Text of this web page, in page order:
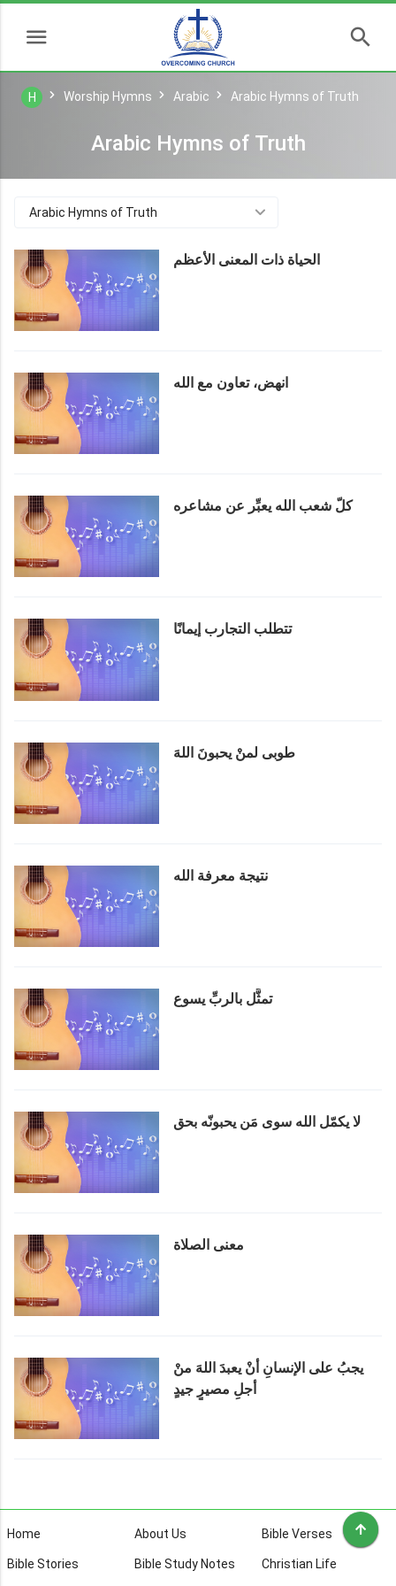
H Worship Hymns Arabic Arabic Hymns of Truth
Arabic Hymns of Truth
Arabic Hymns of Truth
الحياة ذات المعنى الأعظم
انهض، تعاون مع الله
كلّ شعب الله يعبِّر عن مشاعره
تتطلب التجارب إيمانًا
طوبى لمنْ يحبونَ اللهَ
نتيجة معرفة الله
تمثَّل بالربِّ يسوع
لا يكمّل الله سوى مَن يحبونّه بحق
معنى الصلاة
يجبُ على الإنسانِ أنْ يعبدَ اللهَ منْ
أجلِ مصيرٍ جيدٍ
Home About Us Bible Verses
Bible Stories Bible Study Notes Christian Life